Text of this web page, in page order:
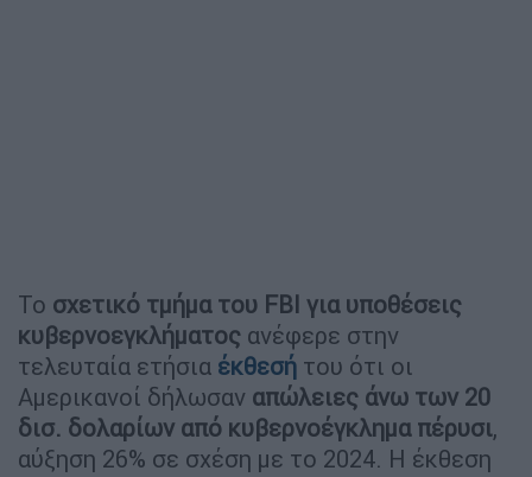
Το σχετικό τμήμα του FBI για υποθέσεις
κυβερνοεγκλήματος ανέφερε στην
τελευταία ετήσια έκθεσή του ότι οι
Αμερικανοί δήλωσαν απώλειες άνω των 20
δισ. δολαρίων από κυβερνοέγκλημα πέρυσι,
αύξηση 26% σε σχέση με το 2024. Η έκθεση